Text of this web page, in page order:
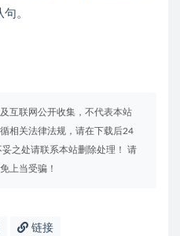
。
互联网公开收集，不代表本站
相关法律法规，请在下载后24
之处请联系本站删除处理！ 请
上当受骗！
链接